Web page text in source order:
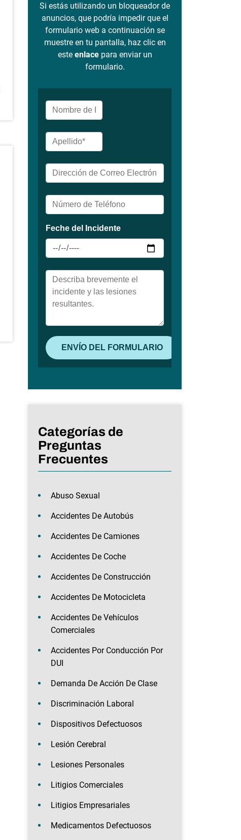
Si estás utilizando un bloqueador de
anuncios, que podría impedir que el
formulario web a continuación se
muestre en tu pantalla, haz clic en
este enlacepara enviar un
formulario.
Categorías de
Preguntas
Frecuentes
Abuso Sexual
Accidentes De Autobús
Accidentes De Camiones
Accidentes De Coche
Accidentes De Construcción
Accidentes De Motocicleta
Accidentes De Vehículos
Comerciales
Accidentes Por Conducción Por
DUI
Demanda De Acción De Clase
Discriminación Laboral
Dispositivos Defectuosos
Lesión Cerebral
Lesiones Personales
Litigios Comerciales
Litigios Empresariales
Medicamentos Defectuosos